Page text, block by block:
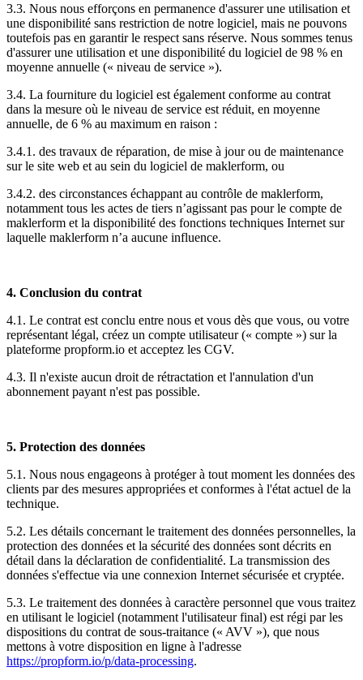
3.3. Nous nous efforçons en permanence d'assurer une utilisation et
une disponibilité sans restriction de notre logiciel, mais ne pouvons
toutefois pas en garantir le respect sans réserve. Nous sommes tenus
d'assurer une utilisation et une disponibilité du logiciel de 98 % en
moyenne annuelle (« niveau de service »).
3.4. La fourniture du logiciel est également conforme au contrat
dans la mesure où le niveau de service est réduit, en moyenne
annuelle, de 6 % au maximum en raison :
3.4.1. des travaux de réparation, de mise à jour ou de maintenance
sur le site web et au sein du logiciel de maklerform, ou
3.4.2. des circonstances échappant au contrôle de maklerform,
notamment tous les actes de tiers n’agissant pas pour le compte de
maklerform et la disponibilité des fonctions techniques Internet sur
laquelle maklerform n’a aucune influence.
4. Conclusion du contrat
4.1. Le contrat est conclu entre nous et vous dès que vous, ou votre
représentant légal, créez un compte utilisateur (« compte ») sur la
plateforme propform.io et acceptez les CGV.
4.3. Il n'existe aucun droit de rétractation et l'annulation d'un
abonnement payant n'est pas possible.
5. Protection des données
5.1. Nous nous engageons à protéger à tout moment les données des
clients par des mesures appropriées et conformes à l'état actuel de la
technique.
5.2. Les détails concernant le traitement des données personnelles, la
protection des données et la sécurité des données sont décrits en
détail dans la déclaration de confidentialité. La transmission des
données s'effectue via une connexion Internet sécurisée et cryptée.
5.3. Le traitement des données à caractère personnel que vous traitez
en utilisant le logiciel (notamment l'utilisateur final) est régi par les
dispositions du contrat de sous-traitance (« AVV »), que nous
mettons à votre disposition en ligne à l'adresse
https://propform.io/p/data-processing.